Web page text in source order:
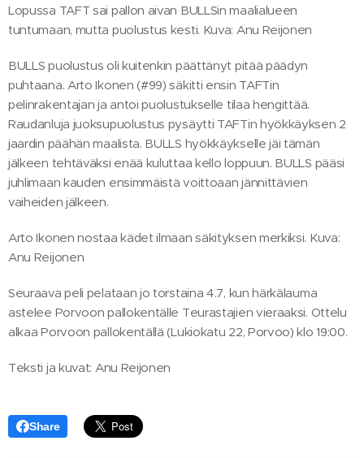
Lopussa TAFT sai pallon aivan BULLSin maalialueen
tuntumaan, mutta puolustus kesti. Kuva: Anu Reijonen
BULLS puolustus oli kuitenkin päättänyt pitää päädyn
puhtaana. Arto Ikonen (#99) säkitti ensin TAFTin
pelinrakentajan ja antoi puolustukselle tilaa hengittää.
Raudanluja juoksupuolustus pysäytti TAFTin hyökkäyksen 2
jaardin päähän maalista. BULLS hyökkäykselle jäi tämän
jälkeen tehtäväksi enää kuluttaa kello loppuun. BULLS pääsi
juhlimaan kauden ensimmäistä voittoaan jännittävien
vaiheiden jälkeen.
Arto Ikonen nostaa kädet ilmaan säkityksen merkiksi. Kuva:
Anu Reijonen
Seuraava peli pelataan jo torstaina 4.7, kun härkälauma
astelee Porvoon pallokentälle Teurastajien vieraaksi. Ottelu
alkaa Porvoon pallokentällä (Lukiokatu 22, Porvoo) klo 19:00.
Teksti ja kuvat: Anu Reijonen
Share